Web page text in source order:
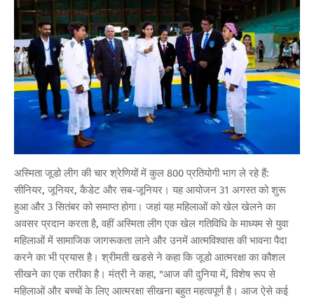
अस्मिता जूडो लीग की चार श्रेणियों में कुल 800 प्रतियोगी भाग ले रहे हैं:
सीनियर, जूनियर, कैडेट और सब-जूनियर। यह आयोजन 31 अगस्त को शुरू
हुआ और 3 सितंबर को समाप्त होगा। जहां यह महिलाओं को खेल खेलने का
अवसर प्रदान करता है, वहीं अस्मिता लीग एक खेल गतिविधि के माध्यम से युवा
महिलाओं में सामाजिक जागरूकता लाने और उनमें आत्मविश्वास की भावना पैदा
करने का भी प्रयास है। श्रीमती खडसे ने कहा कि जूडो आत्मरक्षा का कौशल
सीखने का एक तरीका है। मंत्री ने कहा, "आज की दुनिया में, विशेष रूप से
महिलाओं और बच्चों के लिए आत्मरक्षा सीखना बहुत महत्वपूर्ण है। आज ऐसे कई